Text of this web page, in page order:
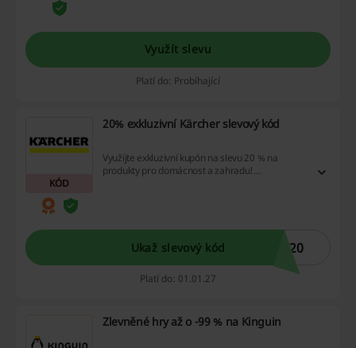
Využít slevu
Platí do: Probíhající
KÓD
20% exkluzivní Kärcher slevový kód
Využijte exkluzivní kupón na slevu 20 % na
produkty pro domácnost a zahradu!
Ukaž slevový kód K20
Platí do: 01.01.27
Zlevněné hry až o -99 % na Kinguin